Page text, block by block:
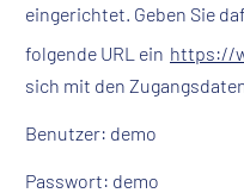
eingerichtet. Geben Sie
folgende URL ein https://
sich mit den
Benutzer: demo
Passwort: demo